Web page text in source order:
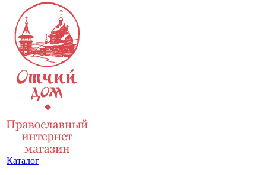
Каталог